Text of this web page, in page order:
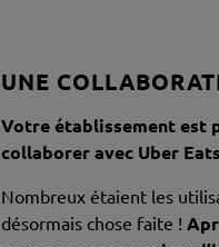
UNE
Votre établissement est
collaborer avec Uber
Nombreux étaient les
désormais chose faite !